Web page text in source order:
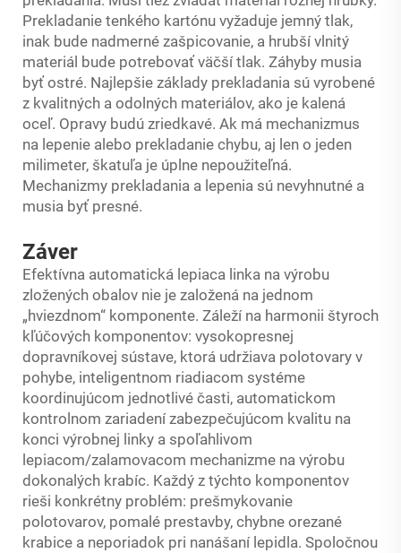
Prekladanie tenkého kartónu vyžaduje jemný tlak,
inak bude nadmerné zašpicovanie, a hrubší vlnitý
materiál bude potrebovať väčší tlak. Záhyby musia
byť ostré. Najlepšie základy prekladania sú vyrobené
z kvalitných a odolných materiálov, ako je kalená
oceľ. Opravy budú zriedkavé. Ak má mechanizmus
na lepenie alebo prekladanie chybu, aj len o jeden
milimeter, škatuľa je úplne nepoužiteľná.
Mechanizmy prekladania a lepenia sú nevyhnutné a
musia byť presné.
Záver
Efektívna automatická lepiaca linka na výrobu
zložených obalov nie je založená na jednom
„hviezdnom“ komponente. Záleží na harmonii štyroch
kľúčových komponentov: vysokopresnej
dopravníkovej sústave, ktorá udržiava polotovary v
pohybe, inteligentnom riadiacom systéme
koordinujúcom jednotlivé časti, automatickom
kontrolnom zariadení zabezpečujúcom kvalitu na
konci výrobnej linky a spoľahlivom
lepiacom/zalamovacom mechanizme na výrobu
dokonalých krabíc. Každý z týchto komponentov
rieši konkrétny problém: prešmykovanie
polotovarov, pomalé prestavby, chybne orezané
krabice a neporiadok pri nanášaní lepidla. Spoločnou